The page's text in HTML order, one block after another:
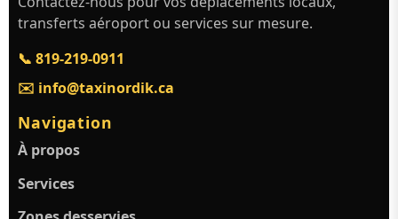
transferts aéroport ou services sur mesure.
📞 819-219-0911
✉️ info@taxinordik.ca
Navigation
À propos
Services